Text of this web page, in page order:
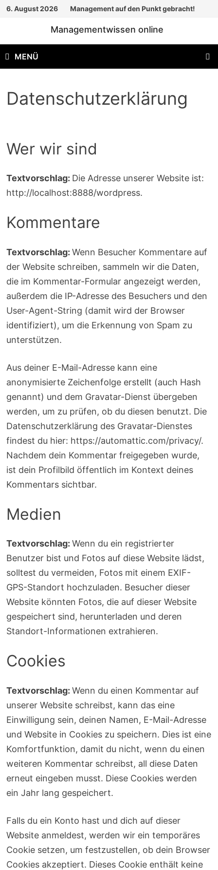
Zum
6. August 2026 Management auf den Punkt gebracht!
Managementwissen online
MENÜ
Datenschutzerklärung
Wer wir sind
Textvorschlag: Die Adresse unserer Website ist:
http://localhost:8888/wordpress.
Kommentare
Textvorschlag:Wenn Besucher Kommentare auf
der Website schreiben, sammeln wir die Daten,
die im Kommentar-Formular angezeigt werden,
außerdem die IP-Adresse des Besuchers und den
User-Agent-String (damit wird der Browser
identifiziert), um die Erkennung von Spam zu
unterstützen.
Aus deiner E-Mail-Adresse kann eine
anonymisierte Zeichenfolge erstellt (auch Hash
genannt) und dem Gravatar-Dienst übergeben
werden, um zu prüfen, ob du diesen benutzt. Die
Datenschutzerklärung des Gravatar-Dienstes
findest du hier: https://automattic.com/privacy/.
Nachdem dein Kommentar freigegeben wurde,
ist dein Profilbild öffentlich im Kontext deines
Kommentars sichtbar.
Medien
Textvorschlag:Wenn du ein registrierter
Benutzer bist und Fotos auf diese Website lädst,
solltest du vermeiden, Fotos mit einem EXIF-
GPS-Standort hochzuladen. Besucher dieser
Website könnten Fotos, die auf dieser Website
gespeichert sind, herunterladen und deren
Standort-Informationen extrahieren.
Cookies
Textvorschlag:Wenn du einen Kommentar auf
unserer Website schreibst, kann das eine
Einwilligung sein, deinen Namen, E-Mail-Adresse
und Website in Cookies zu speichern. Dies ist eine
Komfortfunktion, damit du nicht, wenn du einen
weiteren Kommentar schreibst, all diese Daten
erneut eingeben musst. Diese Cookies werden
ein Jahr lang gespeichert.
Falls du ein Konto hast und dich auf dieser
Website anmeldest, werden wir ein temporäres
Cookie setzen, um festzustellen, ob dein Browser
Cookies akzeptiert. Dieses Cookie enthält keine